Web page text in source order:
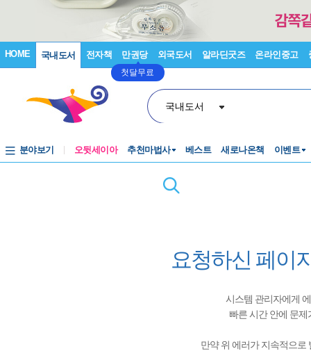
HOME 국내도서 전자책 만권당
첫달무료
외국도서 알라딘굿즈 온라인중고
국내도서
분야보기 오뒷세이아 추천마법사 베스트 새로나온책 이벤트
요청하신 페이
시스템 관리자에게
빠른 시간 안에 문
만약 위 에러가 지속적으로